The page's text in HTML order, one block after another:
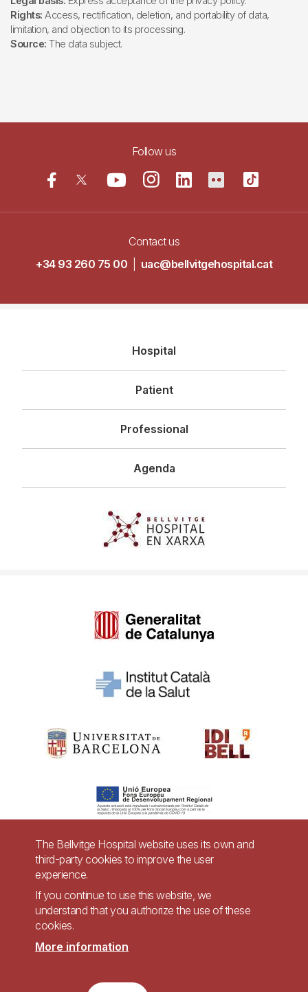
Rights: Access, rectification, deletion, and portability of data,
limitation, and objection to its processing.
Source: The data subject.
Follow us
Contact us
+34 93 260 75 00
uac@bellvitgehospital.cat
principal
Hospital
Patient
Professional
Agenda
Pie
página
Accessibility Legal warning
Accessible website in accordance with Royal Decree 1112/2018, of September
The Bellvitge Hospital website uses its own and
third-party cookies to improve the user
experience.
If you continue to use this website, we
understand that you authorize the use of these
cookies.
More information